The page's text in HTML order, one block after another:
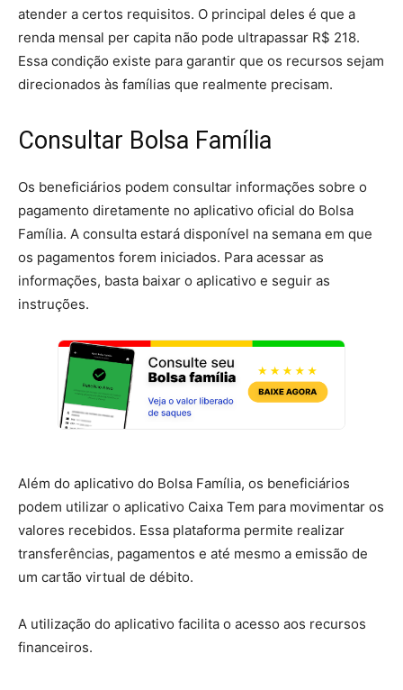
atender a certos requisitos. O principal deles é que a
renda mensal per capita não pode ultrapassar R$ 218.
Essa condição existe para garantir que os recursos sejam
direcionados às famílias que realmente precisam.
Consultar Bolsa Família
Os beneficiários podem consultar informações sobre o
pagamento diretamente no aplicativo oficial do Bolsa
Família. A consulta estará disponível na semana em que
os pagamentos forem iniciados. Para acessar as
informações, basta baixar o aplicativo e seguir as
instruções.
Além do aplicativo do Bolsa Família, os beneficiários
podem utilizar o aplicativo Caixa Tem para movimentar os
valores recebidos. Essa plataforma permite realizar
transferências, pagamentos e até mesmo a emissão de
um cartão virtual de débito.
A utilização do aplicativo facilita o acesso aos recursos
financeiros.